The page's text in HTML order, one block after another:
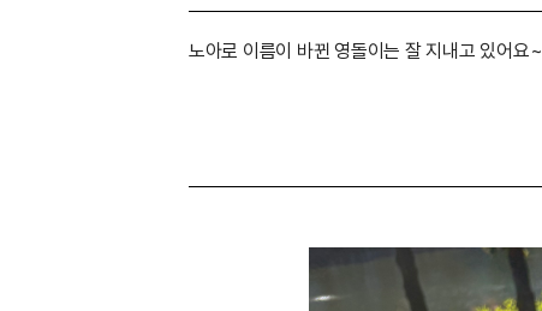
노아로 이름이 바뀐 영돌이는 잘 지내고 있어요~